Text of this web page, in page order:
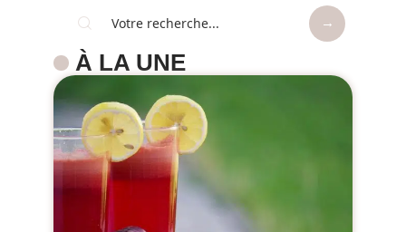
À LA UNE